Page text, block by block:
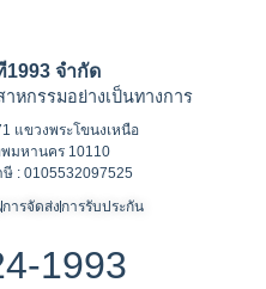
จำกัด
หกรรมอย่างเป็นทางการ
แขวงพระโขนงเหนือ
มหานคร 10110
ษี : 0105532097525
การจัดส่ง การรับประกัน
1993